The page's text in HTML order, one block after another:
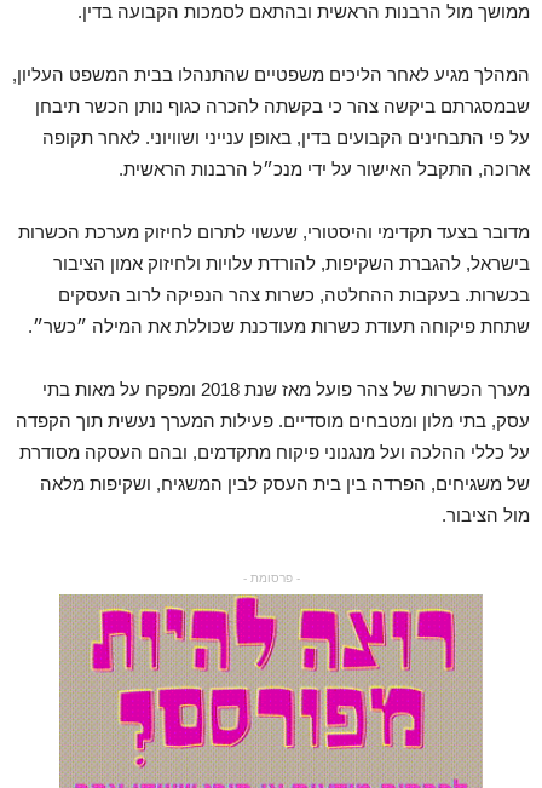
ממושך מול הרבנות הראשית ובהתאם לסמכות הקבועה בדין.
המהלך מגיע לאחר הליכים משפטיים שהתנהלו בבית המשפט העליון,
שבמסגרתם ביקשה צהר כי בקשתה להכרה כגוף נותן הכשר תיבחן
על פי התבחינים הקבועים בדין, באופן ענייני ושוויוני. לאחר תקופה
ארוכה, התקבל האישור על ידי מנכ״ל הרבנות הראשית.
מדובר בצעד תקדימי והיסטורי, שעשוי לתרום לחיזוק מערכת הכשרות
בישראל, להגברת השקיפות, להורדת עלויות ולחיזוק אמון הציבור
בכשרות. בעקבות ההחלטה, כשרות צהר הנפיקה לרוב העסקים
שתחת פיקוחה תעודת כשרות מעודכנת שכוללת את המילה ״כשר״.
מערך הכשרות של צהר פועל מאז שנת 2018 ומפקח על מאות בתי
עסק, בתי מלון ומטבחים מוסדיים. פעילות המערך נעשית תוך הקפדה
על כללי ההלכה ועל מנגנוני פיקוח מתקדמים, ובהם העסקה מסודרת
של משגיחים, הפרדה בין בית העסק לבין המשגיח, ושקיפות מלאה
מול הציבור.
- פרסומת -